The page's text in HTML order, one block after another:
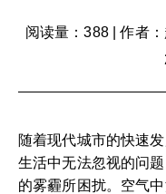
阅读量：388|作者
随着现代城市的快速
生活中无法忽视的问
的雾霾所困扰。空气